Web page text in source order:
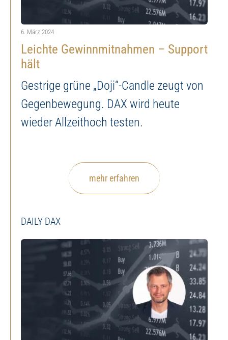
Jetzt Depot eröffnen
Martin Utschneider – Technische Analysen
Robert Halver – Kommentare
Seasonax – Analysen Saisonalitäten
6. März 2024
Leichte Gewinnmitnahmen – Support
hält
Gestrige grüne „Doji“-Candle zeugt von
Gegenbewegung. DAX wird heute
wieder Allzeithoch testen.
mehr erfahren
DAILY DAX